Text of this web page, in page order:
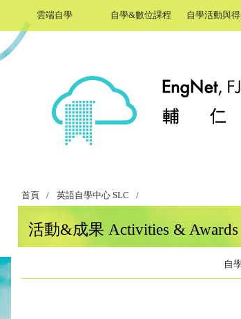
雲端自學 自學&數位課程 自學活動與
首頁 / 英語自學中心 SLC /
活動&成果 Activities & Awards
自